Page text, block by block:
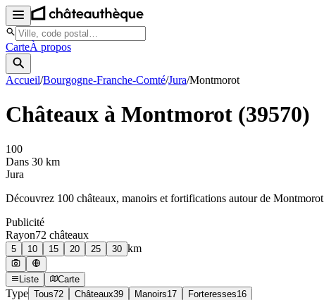
CarteÀ propos
Accueil/Bourgogne-Franche-Comté/Jura/Montmorot
Châteaux à Montmorot (39570)
100
Dans 30 km
Jura
Découvrez 100 châteaux, manoirs et fortifications autour de Montmorot
Publicité
Rayon72 châteaux
5 10 15 20 25 30 km
Liste Carte
Type Tous72 Châteaux39 Manoirs17 Forteresses16